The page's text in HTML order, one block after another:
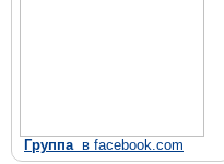
Группав facebook.com